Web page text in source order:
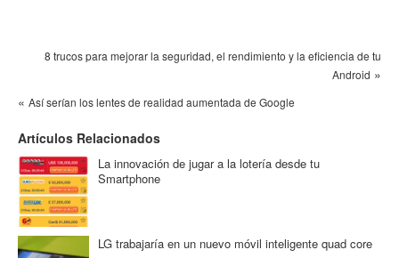
8 trucos para mejorar la seguridad, el rendimiento y la eficiencia de tu
Android »
« Así serían los lentes de realidad aumentada de Google
Artículos Relacionados
La innovación de jugar a la lotería desde tu
Smartphone
LG trabajaría en un nuevo móvil inteligente quad core